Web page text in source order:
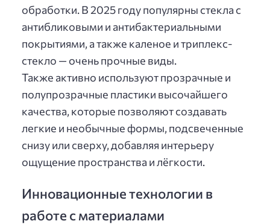
обработки. В 2025 году популярны стекла с
антибликовыми и антибактериальными
покрытиями, а также каленое и триплекс-
стекло — очень прочные виды.
Также активно используют прозрачные и
полупрозрачные пластики высочайшего
качества, которые позволяют создавать
легкие и необычные формы, подсвеченные
снизу или сверху, добавляя интерьеру
ощущение пространства и лёгкости.
Инновационные технологии в
работе с материалами